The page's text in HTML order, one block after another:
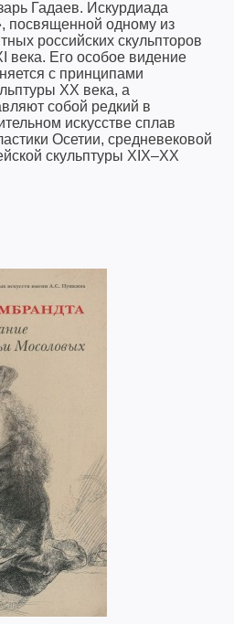
Гадаев. Искурдиада
посвященной одному из
российских скульпторов
века. Его особое видение
с принципами
XX века, а
собой редкий в
искусстве сплав
Осетии, средневековой
скульптуры XIX–ХХ